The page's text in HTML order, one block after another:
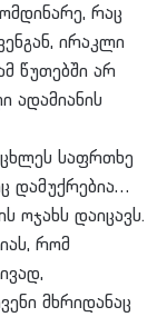
რაც
ირაკლი
წუთებში არ
ადამიანის
საფრთხე
დამუქრებია…
ოჯახს დაიცავს.
რომ
მხრიდანაც